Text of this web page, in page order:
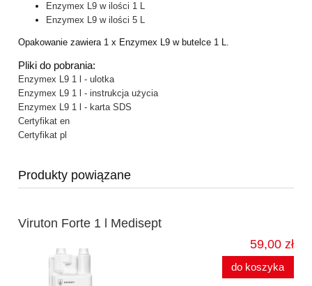
Enzymex L9 w ilości 1 L
Enzymex L9 w ilości 5 L
Opakowanie zawiera 1 x Enzymex L9 w butelce 1 L.
Pliki do pobrania:
Enzymex L9 1 l - ulotka
Enzymex L9 1 l - instrukcja użycia
Enzymex L9 1 l - karta SDS
Certyfikat en
Certyfikat pl
Produkty powiązane
Viruton Forte 1 l Medisept
59,00 zł
do koszyka